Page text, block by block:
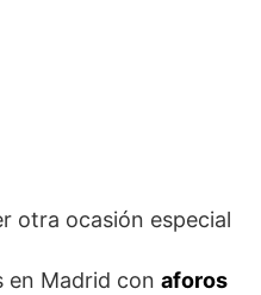
otra ocasión especial
en Madrid con aforos